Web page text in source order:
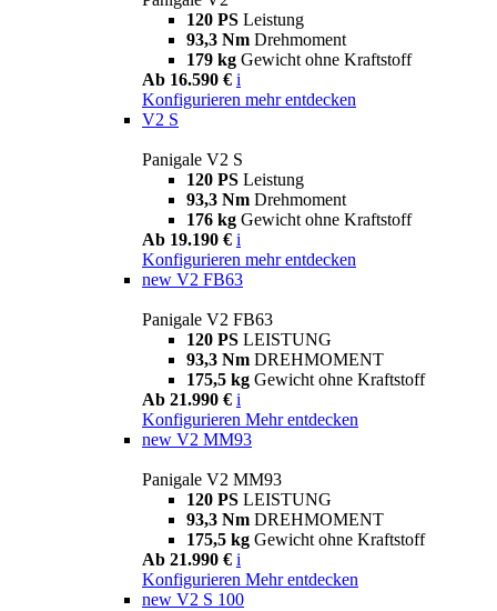
120 PS Leistung
93,3 Nm Drehmoment
179 kg Gewicht ohne Kraftstoff
Ab 16.590 € i
Konfigurieren mehr entdecken
V2 S
Panigale V2 S
120 PS Leistung
93,3 Nm Drehmoment
176 kg Gewicht ohne Kraftstoff
Ab 19.190 € i
Konfigurieren mehr entdecken
new V2 FB63
Panigale V2 FB63
120 PS LEISTUNG
93,3 Nm DREHMOMENT
175,5 kg Gewicht ohne Kraftstoff
Ab 21.990 € i
Konfigurieren Mehr entdecken
new V2 MM93
Panigale V2 MM93
120 PS LEISTUNG
93,3 Nm DREHMOMENT
175,5 kg Gewicht ohne Kraftstoff
Ab 21.990 € i
Konfigurieren Mehr entdecken
new V2 S 100